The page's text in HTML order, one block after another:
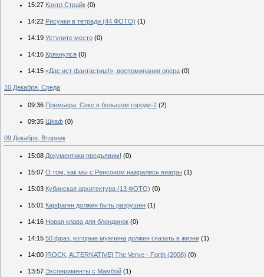
15:27 Контр Страйк (0)
14:22 Рисунки в тетради (44 ФОТО) (1)
14:19 Уступите место (0)
14:16 Крякнулся (0)
14:15 «Дас ист фантастиш!», воспоминания опера (0)
10 Декабря, Среда
09:36 Премьера: Секс в большом городе-2 (2)
09:35 Шкаф (0)
09 Декабря, Вторник
15:08 Документики предъявим! (0)
15:07 О том, как мы с Ренсоном нажрались виагры (1)
15:03 Кубинская архитектура (13 ФОТО) (0)
15:01 Карфаген должен быть разрушен (1)
14:16 Новая клава для блондинок (0)
14:15 50 фраз, которые мужчина должен сказать в жизни (1)
14:00 [ROCK, ALTERNATIVE] The Verve - Forth (2008) (0)
13:57 Эксперименты с Мамбой (1)